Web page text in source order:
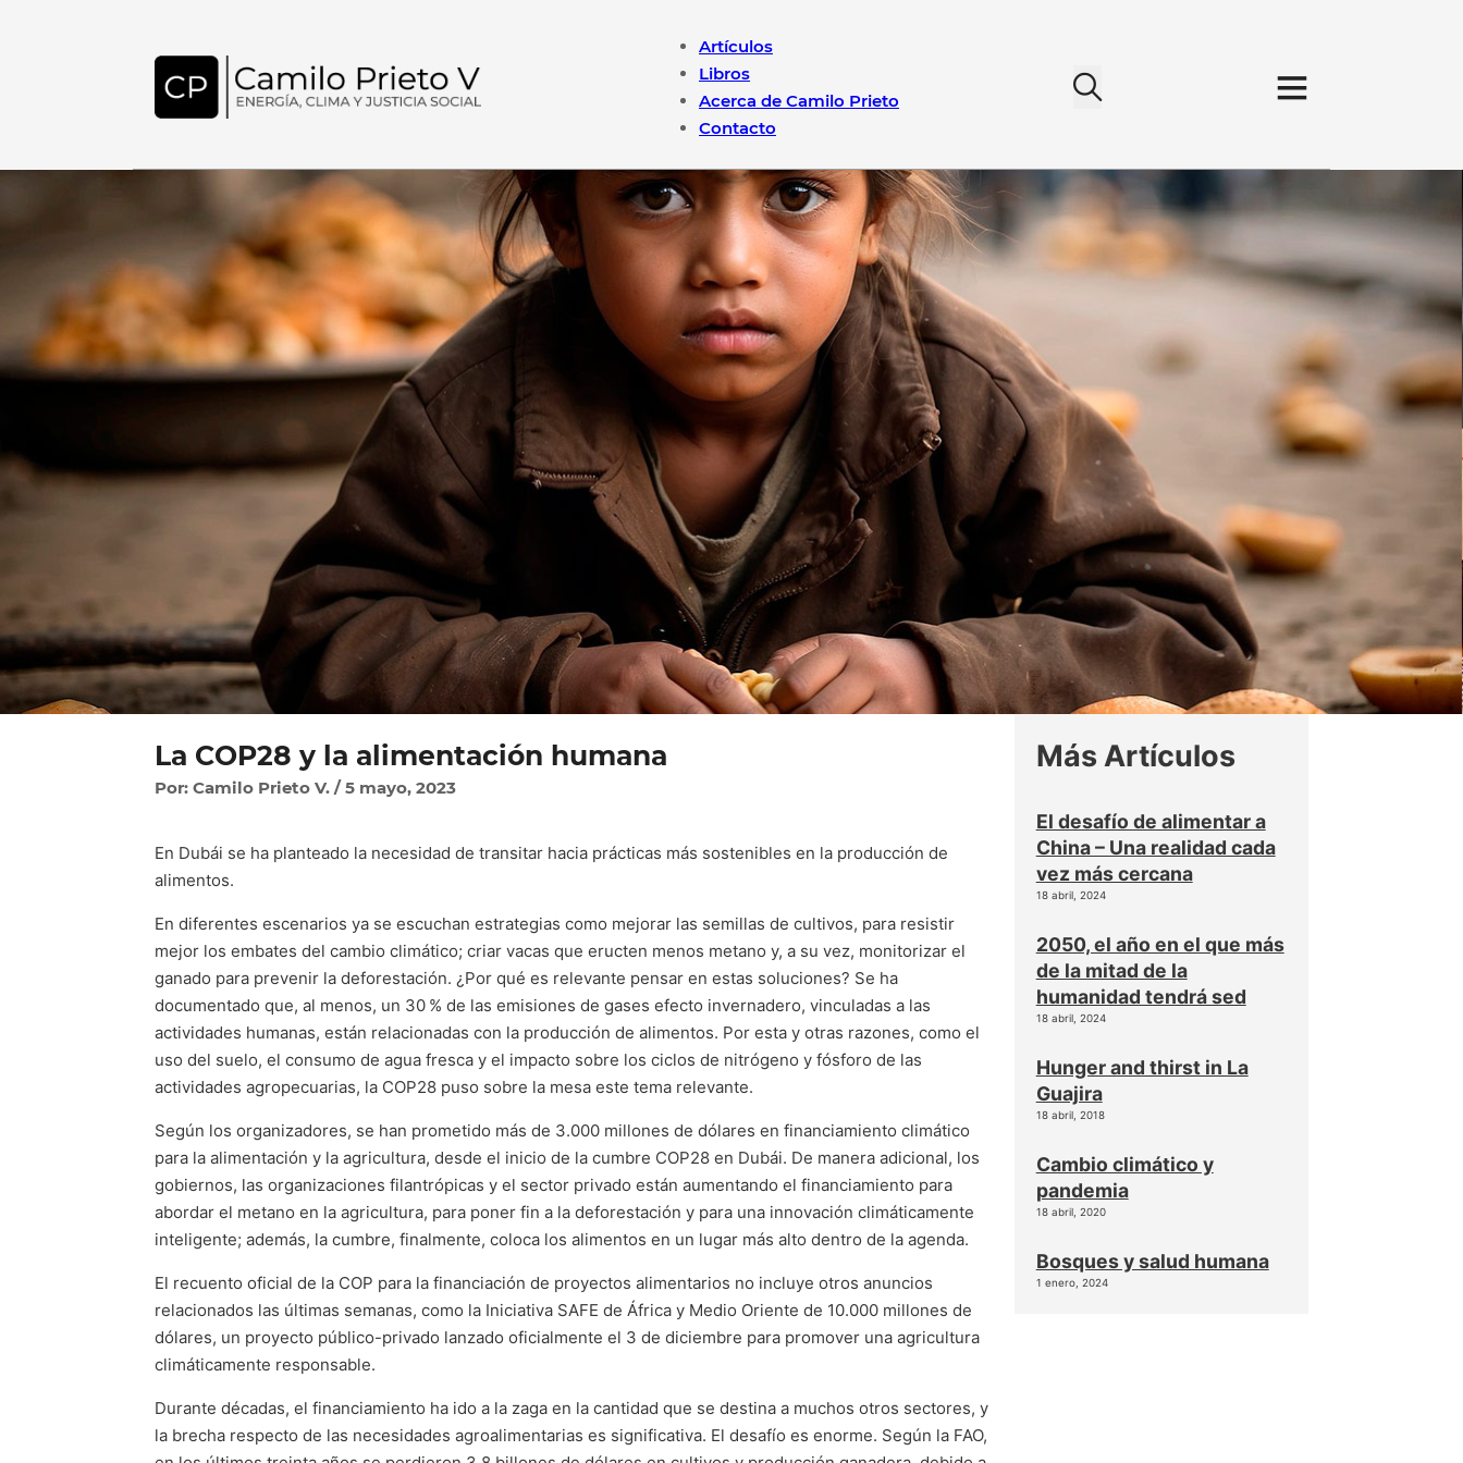
Artículos
Libros
Acerca de Camilo Prieto
Contacto
La COP28 y la alimentación humana
Por: Camilo Prieto V. / 5 mayo, 2023
En Dubái se ha planteado la necesidad de transitar hacia prácticas más sostenibles en la producción de
alimentos.
En diferentes escenarios ya se escuchan estrategias como mejorar las semillas de cultivos, para resistir
mejor los embates del cambio climático; criar vacas que eructen menos metano y, a su vez, monitorizar el
ganado para prevenir la deforestación. ¿Por qué es relevante pensar en estas soluciones? Se ha
documentado que, al menos, un 30 % de las emisiones de gases efecto invernadero, vinculadas a las
actividades humanas, están relacionadas con la producción de alimentos. Por esta y otras razones, como el
uso del suelo, el consumo de agua fresca y el impacto sobre los ciclos de nitrógeno y fósforo de las
actividades agropecuarias, la COP28 puso sobre la mesa este tema relevante.
Según los organizadores, se han prometido más de 3.000 millones de dólares en financiamiento climático
para la alimentación y la agricultura, desde el inicio de la cumbre COP28 en Dubái. De manera adicional, los
gobiernos, las organizaciones filantrópicas y el sector privado están aumentando el financiamiento para
abordar el metano en la agricultura, para poner fin a la deforestación y para una innovación climáticamente
inteligente; además, la cumbre, finalmente, coloca los alimentos en un lugar más alto dentro de la agenda.
El recuento oficial de la COP para la financiación de proyectos alimentarios no incluye otros anuncios
relacionados las últimas semanas, como la Iniciativa SAFE de África y Medio Oriente de 10.000 millones de
dólares, un proyecto público-privado lanzado oficialmente el 3 de diciembre para promover una agricultura
climáticamente responsable.
Durante décadas, el financiamiento ha ido a la zaga en la cantidad que se destina a muchos otros sectores, y
la brecha respecto de las necesidades agroalimentarias es significativa. El desafío es enorme. Según la FAO,
Más Artículos
El desafío de alimentar a
China – Una realidad cada
vez más cercana
18 abril, 2024
2050, el año en el que más
de la mitad de la
humanidad tendrá sed
18 abril, 2024
Hunger and thirst in La
Guajira
18 abril, 2018
Cambio climático y
pandemia
18 abril, 2020
Bosques y salud humana
1 enero, 2024